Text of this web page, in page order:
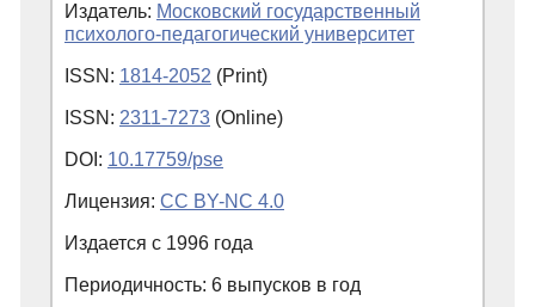
Издатель: Московский государственный
психолого-педагогический университет
ISSN: 1814-2052 (Print)
ISSN: 2311-7273 (Online)
DOI: 10.17759/pse
Лицензия: CC BY-NC 4.0
Издается с 1996 года
Периодичность: 6 выпусков в год